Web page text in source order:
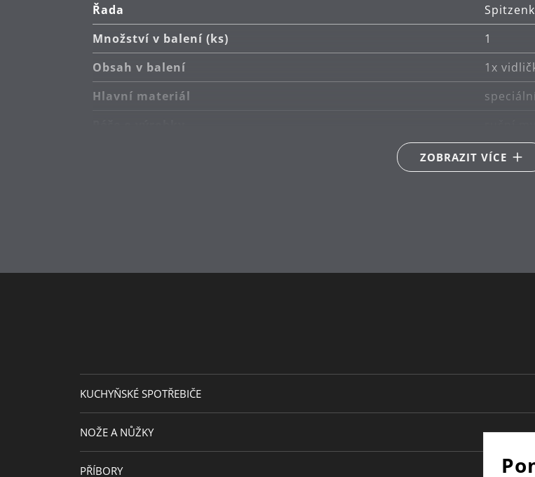
Řada
Množství v balení (ks)
1
Obsah v balení
1x
Hlavní materiál
ZOBRAZIT VÍCE
KUCHYŇSKÉ SPOTŘEBIČE
NOŽE A NŮŽKY
PŘÍBORY